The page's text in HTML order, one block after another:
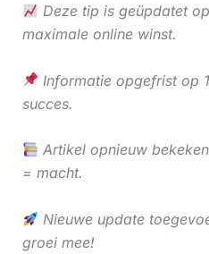
Deze tip is geüpdatet
maximale online winst.
Informatie opgefrist op
succes.
Artikel opnieuw
= macht.
Nieuwe update
groei mee!